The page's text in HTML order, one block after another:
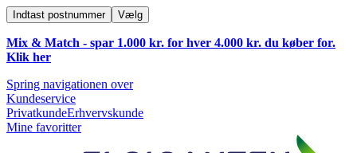
Indtast postnummer Vælg
Mix & Match - spar 1.000 kr. for hver 4.000 kr. du køber for.
Klik her
Spring navigationen over
Kundeservice
PrivatkundeErhvervskunde
Mine favoritter